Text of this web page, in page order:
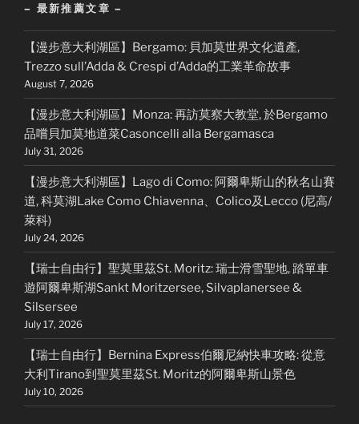
– 最新推薦文章 –
【漫步意大利湖區】Bergamo: 貝加莫世界文化遺產,
Trezzo sull’Adda & Crespi d’Adda的工業革命故事
August 7, 2026
【漫步意大利湖區】Monza: 再訪莫察大教堂, 於Bergamo
品嚐貝加莫地道菜Casoncelli alla Bergamasca
July 31, 2026
【漫步意大利湖區】Lago di Como: 阿爾卑斯山的秋名山賽
道, 科莫湖Lake Como Chiavenna、Colico及Lecco (尼高/
萊科)
July 24, 2026
【瑞士自由行】聖莫里茲St. Moritz: 瑞士滑雪聖地, 踏單車
遊阿爾卑斯湖Sankt Moritzersee, Silvaplanersee &
Silsersee
July 17, 2026
【瑞士自由行】Bernina Express伯爾尼納快車攻略: 從意
大利Tirano到聖莫里茲St. Moritz的阿爾卑斯山景色
July 10, 2026